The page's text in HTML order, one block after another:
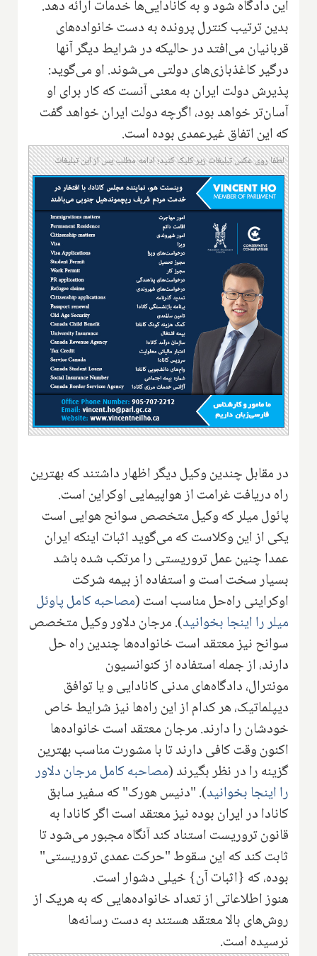
این دادگاه شود و به کانادایی‌ها خدمات ارائه دهد.
بدین ترتیب کنترل پرونده به دست خانواده‌های
قربانیان می‌افتد در حالیکه در شرایط دیگر آنها
درگیر کاغذبازی‌های دولتی می‌شوند. او می‌گوید:
پذیرش دولت ایران به معنی آنست که کار برای او
آسان‌تر خواهد بود، اگرچه دولت ایران خواهد گفت
که این اتفاق غیرعمدی بوده است.
لطفا روی عکس تبلیغات زیر کلیک کنید؛ ادامه مطلب پس از این تبلیغات
در مقابل چندین وکیل دیگر اظهار داشتند که بهترین
راه دریافت غرامت از هواپیمایی اوکراین است.
پائول میلر که وکیل متخصص سوانح هوایی است
یکی از این وکلاست که می‌گوید اثبات اینکه ایران
عمدا چنین عمل تروریستی را مرتکب شده باشد
بسیار سخت است و استفاده از بیمه شرکت
اوکراینی راه‌حل مناسب است (مصاحبه کامل پاوئل
میلر را اینجا بخوانید). مرجان دلاور وکیل متخصص
سوانح نیز معتقد است خانواده‌ها چندین راه حل
دارند، از جمله استفاده از کنوانسیون
مونترال، دادگاه‌های مدنی کانادایی و یا توافق
دیپلماتیک، هر کدام از این راه‌ها نیز شرایط خاص
خودشان را دارند. مرجان معتقد است خانواده‌ها
اکنون وقت کافی دارند تا با مشورت مناسب بهترین
گزینه را در نظر بگیرند (مصاحبه کامل مرجان دلاور
را اینجا بخوانید). "دنیس هورک" که سفیر سابق
کانادا در ایران بوده نیز معتقد است اگر کانادا به
قانون تروریست استناد کند آنگاه مجبور می‌شود تا
ثابت کند که این سقوط "حرکت عمدی تروریستی"
بوده، که {اثبات آن} خیلی دشوار است.
هنوز اطلاعاتی از تعداد خانواده‌هایی که به هریک از
روش‌های بالا معتقد هستند به دست رسانه‌ها
نرسیده است.